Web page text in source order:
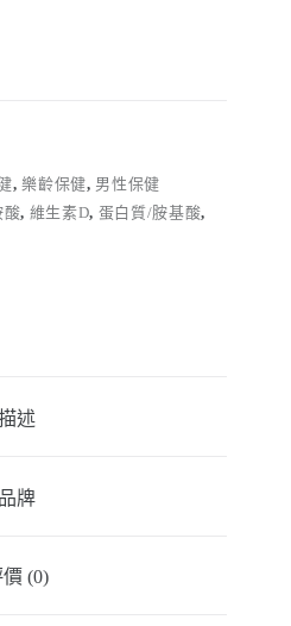
,樂齡保健, 男性保健
酸, 維生素D, 蛋白質/胺基酸,
述
品牌
(0)